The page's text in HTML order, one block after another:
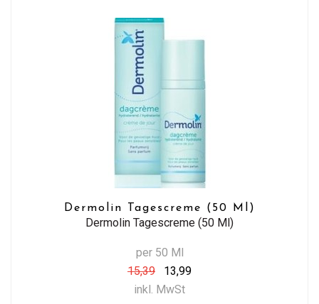
Dermolin Tagescreme (50 Ml)
Dermolin Tagescreme (50 Ml)
per 50 Ml
15,39
13,99
inkl. MwSt